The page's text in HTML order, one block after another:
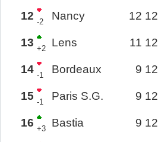
12 -2 Nancy 12 12
13 +2 Lens 11 12
14 -1 Bordeaux 9 12
15 -1 Paris S.G. 9 12
16 +3 Bastia 9 12